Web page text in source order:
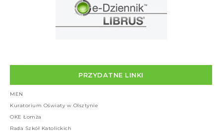
PRZYDATNE LINKI
MEN
Kuratorium Oświaty w Olsztynie
OKE Łomża
Rada Szkół Katolickich